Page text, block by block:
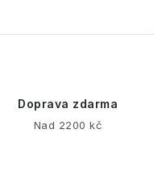
Doprava zdarma
Nad 2200 kč